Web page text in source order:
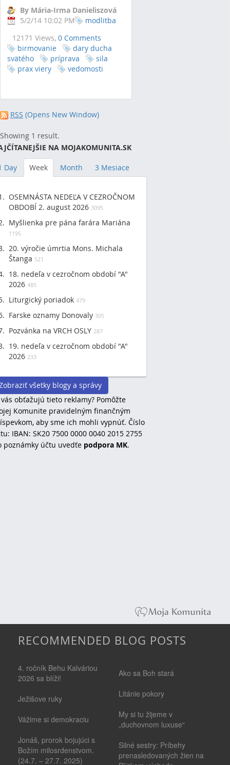
By Mária-Irma Danieliszová
5/2/14 10:02 PM
12171 Views, 0 Comments
modlitba
birmovanie
dary ducha
svätého
príprava
sila
prax viery
vedomosti
RSS (Opens New Window)
Showing 1 result.
NA MOJAKOMUNITA.SK
Day Week Month 3 Mesiace
OSEMNÁSTA NEDEĽA V CEZROČNOM
OBDOBÍ 2. august 2026 3095
Myšlienka pre pána farára Mariána
1195
20. výročie úmrtia Mons. Michala
Štanga 521
18. nedeľa v cezročnom období "A"
2026 485
Liturgický poriadok 479
Farske oznamy Donovaly 305
Pozvánka na VRCH OSLY 287
19. nedeľa v cezročnom období "A"
2026 233
všetky blogy a správy
obťažujú tieto reklamy? Pomôžte
Komunite pravidelným finančným
aby sme ich mohli vypnúť. Číslo
IBAN: SK20 7500 0000 0040 2015 2755
poznámky účtu uvedťe podpora MK.
RECOMMENDED BLOG POSTS
4. ročník Behu Kalváriou
2026 sa blíži!
Ježišove ruky
Vážime si demokraciu
Jonáš, prorok bojujúci s
Božím milosrdenstvom.
(24.7. – 27.7. 2025)
Ako sa Boh stará
Litánie pokory
My si tu žijeme v
„duchovnom luxuse“
Silné sestry: Príbehy
prenasledovaných žien na